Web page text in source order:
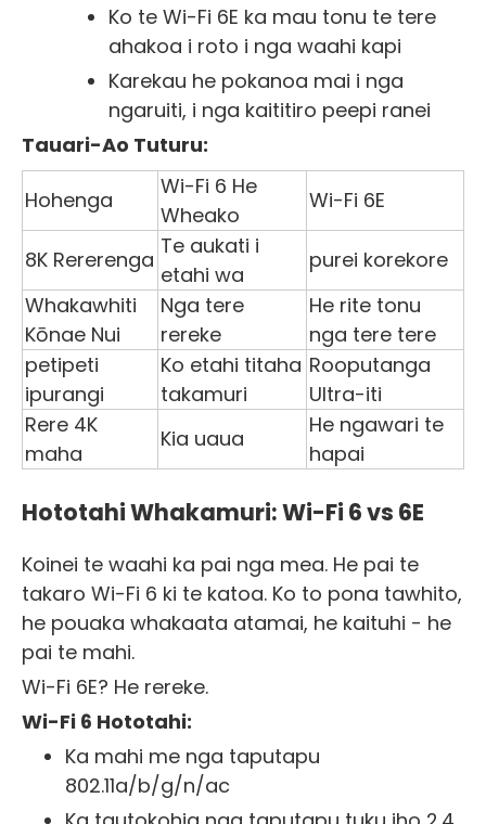
Ko te Wi-Fi 6E ka mau tonu te tere
ahakoa i roto i nga waahi kapi
Karekau he pokanoa mai i nga
ngaruiti, i nga kaititiro peepi ranei
Tauari-Ao Tuturu:
Hohenga
Wi-Fi 6 He
Wheako
Wi-Fi 6E
8K Rererenga
Te aukati i
etahi wa
purei korekore
Whakawhiti
Kōnae Nui
Nga tere
rereke
He rite tonu
nga tere tere
petipeti
ipurangi
Ko etahi titaha
takamuri
Rooputanga
Ultra-iti
Rere 4K
maha
Kia uaua
He ngawari te
hapai
Hototahi Whakamuri: Wi-Fi 6 vs 6E
Koinei te waahi ka pai nga mea. He pai te
takaro Wi-Fi 6 ki te katoa. Ko to pona tawhito,
he pouaka whakaata atamai, he kaituhi - he
pai te mahi.
Wi-Fi 6E? He rereke.
Wi-Fi 6 Hototahi:
Ka mahi me nga taputapu
802.11a/b/g/n/ac